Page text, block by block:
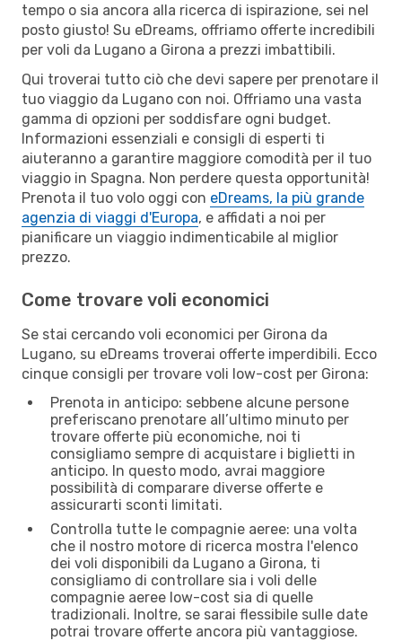
tempo o sia ancora alla ricerca di ispirazione, sei nel
posto giusto! Su eDreams, offriamo offerte incredibili
per voli da Lugano a Girona a prezzi imbattibili.
Qui troverai tutto ciò che devi sapere per prenotare il
tuo viaggio da Lugano con noi. Offriamo una vasta
gamma di opzioni per soddisfare ogni budget.
Informazioni essenziali e consigli di esperti ti
aiuteranno a garantire maggiore comodità per il tuo
viaggio in Spagna. Non perdere questa opportunità!
Prenota il tuo volo oggi con eDreams, la più grande
agenzia di viaggi d'Europa, e affidati a noi per
pianificare un viaggio indimenticabile al miglior
prezzo.
Come trovare voli economici
Se stai cercando voli economici per Girona da
Lugano, su eDreams troverai offerte imperdibili. Ecco
cinque consigli per trovare voli low-cost per Girona:
Prenota in anticipo: sebbene alcune persone
preferiscano prenotare all’ultimo minuto per
trovare offerte più economiche, noi ti
consigliamo sempre di acquistare i biglietti in
anticipo. In questo modo, avrai maggiore
possibilità di comparare diverse offerte e
assicurarti sconti limitati.
Controlla tutte le compagnie aeree: una volta
che il nostro motore di ricerca mostra l'elenco
dei voli disponibili da Lugano a Girona, ti
consigliamo di controllare sia i voli delle
compagnie aeree low-cost sia di quelle
tradizionali. Inoltre, se sarai flessibile sulle date
potrai trovare offerte ancora più vantaggiose.